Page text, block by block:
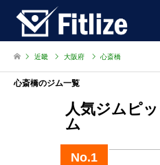
近畿 大阪府 心斎橋
心斎橋のジム一覧
人気ジムピ
ム
No.1